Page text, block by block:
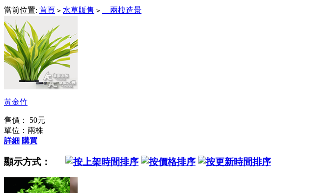
當前位置: 首頁 > 水草販售 > 兩棲造景
人人都是綠手指！
黃金竹
售價： 50元
單位：兩株
詳細 購買
顯示方式：